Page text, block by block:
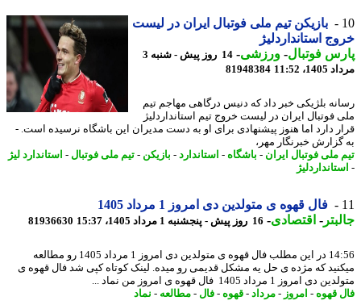
بازیکن تیم ملی فوتبال ایران در لیست
استانداردلیژ
فوتبال-ورزشی-
14 روز پیش - شنبه 3
11:52
81948384
بلژیکی خبر داد که دنیس درگاهی مهاجم تیم
فوتبال ایران در لیست خروج تیم استانداردلیژ
دارد اما هنوز پیشنهادی برای او به دست مدیران این باشگاه نرسیده است. -
خبرنگار مهر،
ملی فوتبال ایران - باشگاه-استاندارد- بازیکن -تیم ملی فوتبال-استاندارد لیژ
فال قهوه ی متولدین دی امروز 1 مرداد 1405
-اقتصادی-16 روز پیش - پنجشنبه 1 مرداد 1405، 15:37 81936630
14:56 در این مطلب فال قهوه ی متولدین دی امروز 1 مرداد 1405 رو مطالعه
که مژده ی حل یه مشکل قدیمی رو میده. لینک کوتاه کپی شد فال قهوه ی
امروز 1 مرداد 1405 فال قهوه ی امروز من نماد ...
قهوه-امروز- مرداد-قهوه-فال-مطالعه-نماد